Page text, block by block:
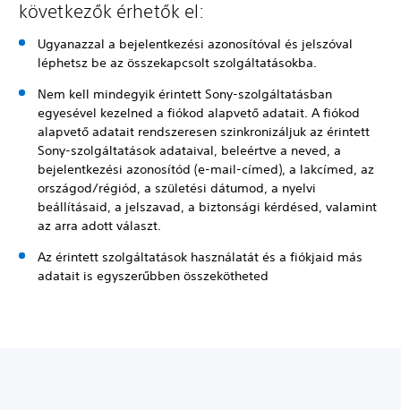
következők érhetők el:
Ugyanazzal a bejelentkezési azonosítóval és jelszóval
léphetsz be az összekapcsolt szolgáltatásokba.
Nem kell mindegyik érintett Sony-szolgáltatásban
egyesével kezelned a fiókod alapvető adatait. A fiókod
alapvető adatait rendszeresen szinkronizáljuk az érintett
Sony-szolgáltatások adataival, beleértve a neved, a
bejelentkezési azonosítód (e-mail-címed), a lakcímed, az
országod/régiód, a születési dátumod, a nyelvi
beállításaid, a jelszavad, a biztonsági kérdésed, valamint
az arra adott választ.
Az érintett szolgáltatások használatát és a fiókjaid más
adatait is egyszerűbben összekötheted